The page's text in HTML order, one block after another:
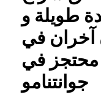
طويلة و
آخران في
محتجز في
جوانتنامو